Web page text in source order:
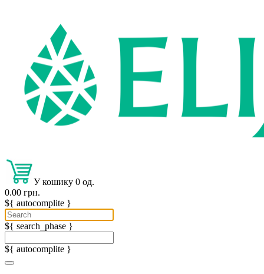
У кошику 0 од.
0.00 грн.
${ autocomplite }
${ search_phase }
${ autocomplite }